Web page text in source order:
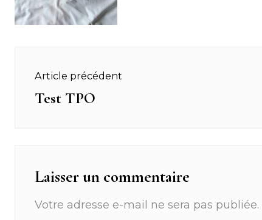
de
Article précédent
Previous
Test TPO
Laisser un commentaire
Votre adresse e-mail ne sera pas publiée.